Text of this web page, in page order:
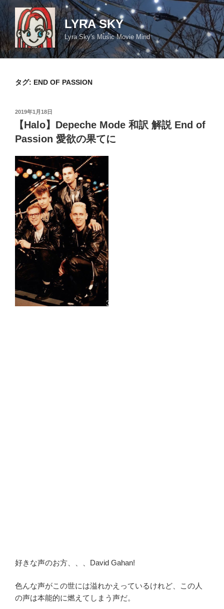
コ
ン
テ
ン
ツ
LYRA SKY
Lyra Sky's Music Movie Mind
タグ: END OF PASSION
投
日:
2019年1月18日
【Halo】Depeche Mode 和訳 解説 End of
Passion 愛欲の果てに
好きな声のお方、、、David Gahan!
色んな声がこの世には溢れかえっているけれど、この人
の声は本能的に燃えてしまう声だ。